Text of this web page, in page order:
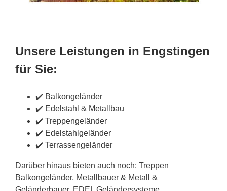
Unsere Leistungen in Engstingen
für Sie:
✔️ Balkongeländer
✔️ Edelstahl & Metallbau
✔️ Treppengeländer
✔️ Edelstahlgeländer
✔️ Terrassengeländer
Darüber hinaus bieten auch noch: Treppen
Balkongeländer, Metallbauer & Metall &